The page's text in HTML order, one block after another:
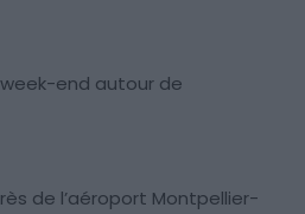
end autour de
de l’aéroport Montpellier-